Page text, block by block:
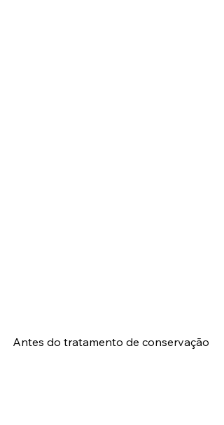
Antes do tratamento de conservação